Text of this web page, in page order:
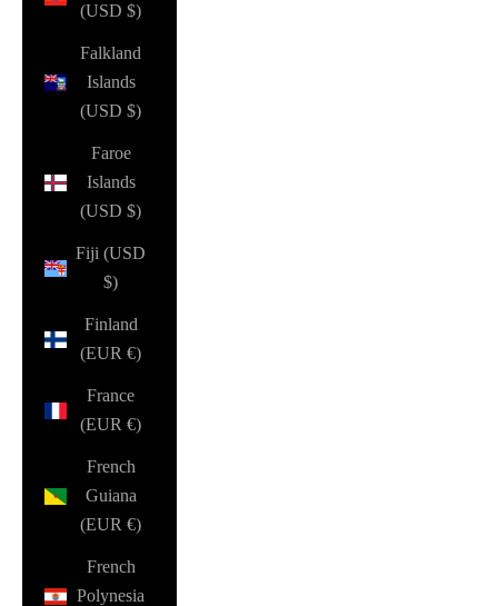
(USD $)
Falkland
Islands
(USD $)
Faroe
Islands
(USD $)
Fiji (USD
$)
Finland
(EUR €)
France
(EUR €)
French
Guiana
(EUR €)
French
Polynesia